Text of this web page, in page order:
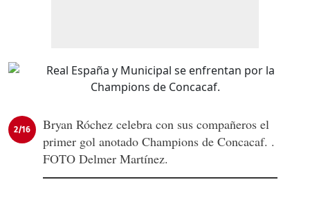
2/16
Bryan Róchez celebra con sus compañeros el
primer gol anotado Champions de Concacaf. .
FOTO Delmer Martínez.